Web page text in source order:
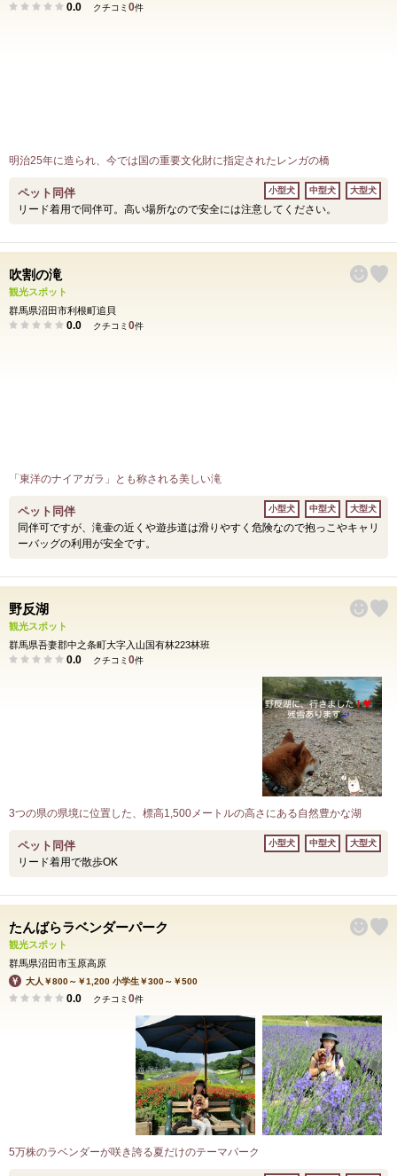
0.0 クチコミ 0件
明治25年に造られ、今では国の重要文化財に指定されたレンガの橋
ペット同伴
リード着用で同伴可。高い場所なので安全には注意してください。
小型犬 中型犬 大型犬
吹割の滝
観光スポット
群馬県沼田市利根町追貝
0.0 クチコミ 0件
「東洋のナイアガラ」とも称される美しい滝
ペット同伴
同伴可ですが、滝壷の近くや遊歩道は滑りやすく危険なので抱っこやキャリ
ーバッグの利用が安全です。
小型犬 中型犬 大型犬
野反湖
観光スポット
群馬県吾妻郡中之条町大字入山国有林223林班
0.0 クチコミ 0件
3つの県の県境に位置した、標高1,500メートルの高さにある自然豊かな湖
ペット同伴
リード着用で散歩OK
小型犬 中型犬 大型犬
たんばらラベンダーパーク
観光スポット
群馬県沼田市玉原高原
大人￥800～￥1,200 小学生￥300～￥500
0.0 クチコミ 0件
5万株のラベンダーが咲き誇る夏だけのテーマパーク